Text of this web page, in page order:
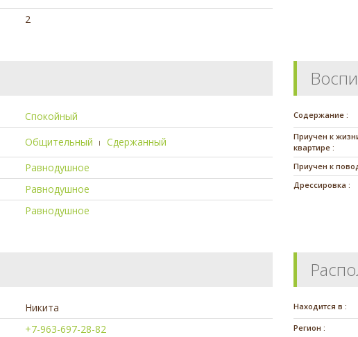
2
Спокойный
Общительный Сдержанный
Равнодушное
Равнодушное
Равнодушное
Содержание :
Приучен к
квартире :
Приучен к
Дрессировка :
Никита
+7-963-697-28-82
Находится в :
Регион :